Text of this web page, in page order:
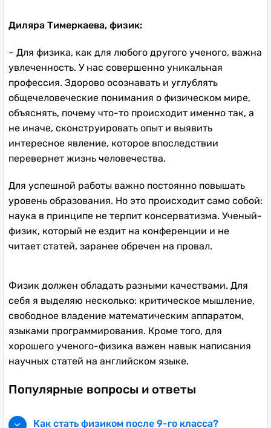
Диляра Тимеркаева, физик:
– Для физика, как для любого другого ученого, важна
увлеченность. У нас совершенно уникальная
профессия. Здорово осознавать и углублять
общечеловеческие понимания о физическом мире,
объяснять, почему что-то происходит именно так, а
не иначе, сконструировать опыт и выявить
интересное явление, которое впоследствии
перевернет жизнь человечества.
Для успешной работы важно постоянно повышать
уровень образования. Но это происходит само собой:
наука в принципе не терпит консерватизма. Ученый-
физик, который не ездит на конференции и не
читает статей, заранее обречен на провал.
Физик должен обладать разными качествами. Для
себя я выделяю несколько: критическое мышление,
свободное владение математическим аппаратом,
языками программирования. Кроме того, для
хорошего ученого-физика важен навык написания
научных статей на английском языке.
Популярные вопросы и ответы
Как стать физиком после 9-го класса?